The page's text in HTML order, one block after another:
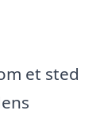
et sted